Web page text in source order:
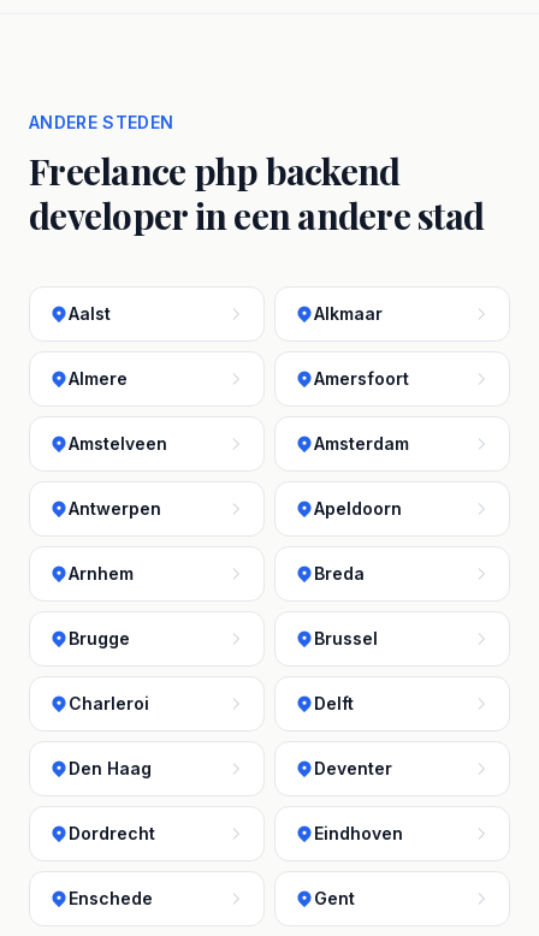
ANDERE STEDEN
Freelance php backend
developer in een andere stad
Aalst Alkmaar
Almere Amersfoort
Amstelveen Amsterdam
Antwerpen Apeldoorn
Arnhem Breda
Brugge Brussel
Charleroi Delft
Den Haag Deventer
Dordrecht Eindhoven
Enschede Gent